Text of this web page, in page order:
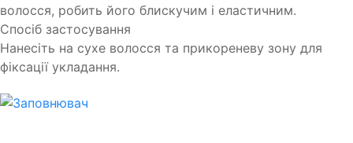
волосся, робить його блискучим і еластичним.
Спосіб застосування
Нанесіть на сухе волосся та прикореневу зону для
фіксації укладання.